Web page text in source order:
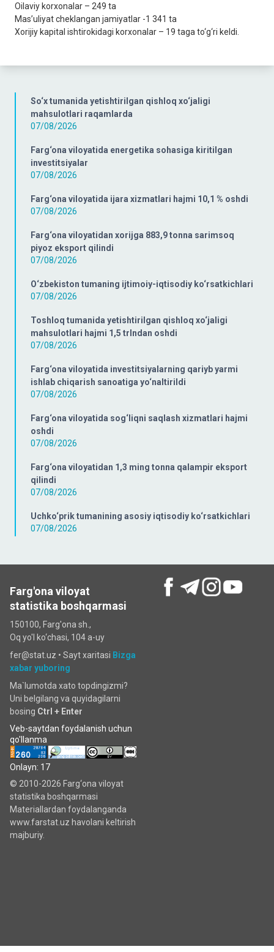
So‘x tumanida yetishtirilgan qishloq xo‘jaligi
mahsulotlari raqamlarda
07/08/2026
Farg‘ona viloyatida energetika sohasiga kiritilgan
investitsiyalar
07/08/2026
Farg‘ona viloyatida ijara xizmatlari hajmi 10,1 % oshdi
07/08/2026
Farg‘ona viloyatidan xorijga 883,9 tonna sarimsoq
piyoz eksport qilindi
07/08/2026
O‘zbekiston tumaning ijtimoiy-iqtisodiy ko‘rsatkichlari
07/08/2026
Toshloq tumanida yetishtirilgan qishloq xo‘jaligi
mahsulotlari hajmi 1,5 trlndan oshdi
07/08/2026
Farg‘ona viloyatida investitsiyalarning qariyb yarmi
ishlab chiqarish sanoatiga yo‘naltirildi
07/08/2026
Farg‘ona viloyatida sog‘liqni saqlash xizmatlari hajmi
oshdi
07/08/2026
Farg‘ona viloyatidan 1,3 ming tonna qalampir eksport
qilindi
07/08/2026
Uchko‘prik tumanining asosiy iqtisodiy ko‘rsatkichlari
07/08/2026
Oilaviy korxonalar – 249 ta
Mas’uliyat cheklangan jamiyatlar -1 341 ta
Xorijiy kapital ishtirokidagi korxonalar – 19 taga to‘g‘ri keldi.
Farg'ona viloyat
statistika boshqarmasi
150100, Farg'ona sh.,
Oq yo'l ko‘chаsi, 104 a-uy
fer@stat.uz • Sayt xaritasi Bizga
xabar yuboring
Ma`lumotda xato topdingizmi?
Uni belgilang va quyidagilarni
bosing Ctrl + Enter
Veb-saytdan foydalanish uchun
qo'llanma
Onlayn: 17
© 2010-2026 Farg‘ona viloyat
statistika boshqarmasi
Materiallardan foydalanganda
www.farstat.uz havolani keltirish
majburiy.